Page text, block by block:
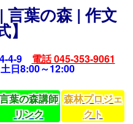
言葉の森 | 作文
】
4-9 電話 045-353-9061
日8:00～12:00
葉の森講師
リンク
森林プロジェ
クト